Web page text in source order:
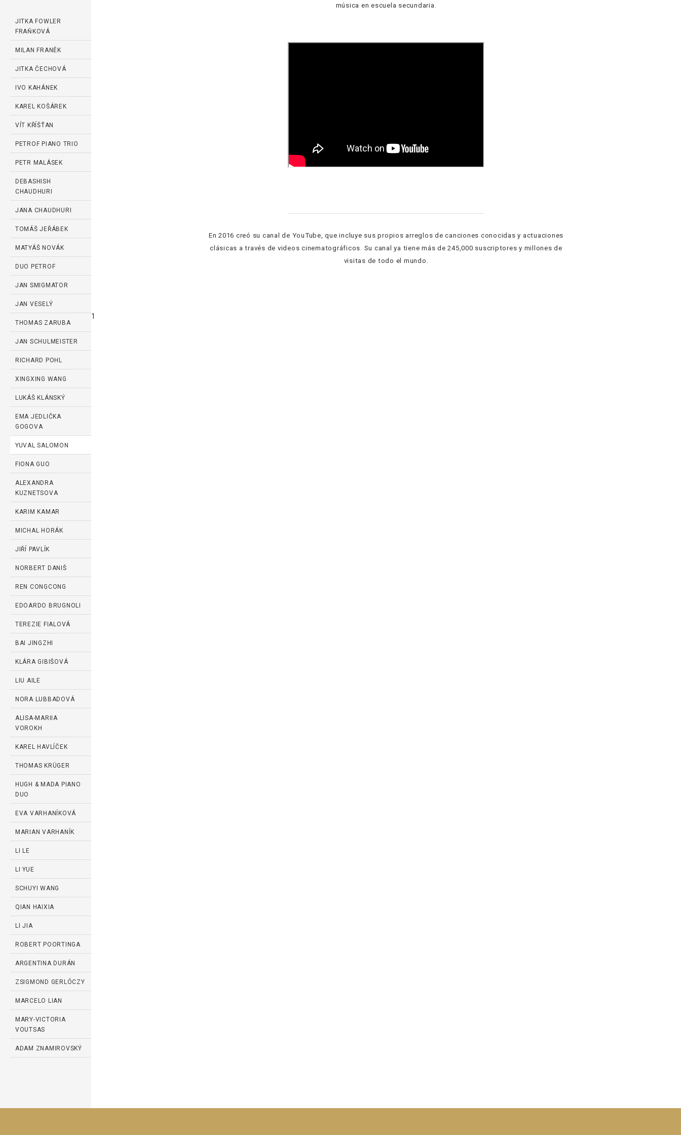
JITKA FOWLER
FRAŇKOVÁ
MILAN FRANĚK
JITKA ČECHOVÁ
IVO KAHÁNEK
KAREL KOŠÁREK
VÍT KŘÍŠŤAN
PETROF PIANO TRIO
PETR MALÁSEK
DEBASHISH
CHAUDHURI
JANA CHAUDHURI
TOMÁŠ JEŘÁBEK
MATYÁŠ NOVÁK
DUO PETROF
JAN SMIGMATOR
JAN VESELÝ
THOMAS ZARUBA
JAN SCHULMEISTER
RICHARD POHL
XINGXING WANG
LUKÁŠ KLÁNSKÝ
EMA JEDLIČKA
GOGOVA
YUVAL SALOMON
FIONA GUO
ALEXANDRA
KUZNETSOVA
KARIM KAMAR
MICHAL HORÁK
JIŘÍ PAVLÍK
NORBERT DANIŠ
REN CONGCONG
EDOARDO BRUGNOLI
TEREZIE FIALOVÁ
BAI JINGZHI
KLÁRA GIBIŠOVÁ
LIU AILE
NORA LUBBADOVÁ
ALISA-MARIIA
VOROKH
KAREL HAVLÍČEK
THOMAS KRÜGER
HUGH & MADA PIANO
DUO
EVA VARHANÍKOVÁ
MARIAN VARHANÍK
LI LE
LI YUE
SCHUYI WANG
QIAN HAIXIA
LI JIA
ROBERT POORTINGA
ARGENTINA DURÁN
ZSIGMOND GERLÓCZY
MARCELO LIAN
MARY-VICTORIA
VOUTSAS
ADAM ZNAMIROVSKÝ
música en escuela secundaria.
En 2016 creó su canal de YouTube, que incluye sus propios arreglos de canciones conocidas y actuaciones
clásicas a través de videos cinematográficos. Su canal ya tiene más de 245,000 suscriptores y millones de
visitas de todo el mundo.
1